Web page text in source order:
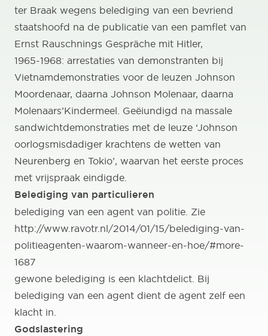
ter Braak wegens belediging van een bevriend
staatshoofd na de publicatie van een pamflet van
Ernst Rauschnings Gespräche mit Hitler,
1965-1968: arrestaties van demonstranten bij
Vietnamdemonstraties voor de leuzen Johnson
Moordenaar, daarna Johnson Molenaar, daarna
Molenaars’Kindermeel. Geëiundigd na massale
sandwichtdemonstraties met de leuze ‘Johnson
oorlogsmisdadiger krachtens de wetten van
Neurenberg en Tokio’, waarvan het eerste proces
met vrijspraak eindigde.
Belediging van particulieren
belediging van een agent van politie. Zie
http://www.ravotr.nl/2014/01/15/belediging-van-
politieagenten-waarom-wanneer-en-hoe/#more-
1687
gewone belediging is een klachtdelict. Bij
belediging van een agent dient de agent zelf een
klacht in.
Godslastering